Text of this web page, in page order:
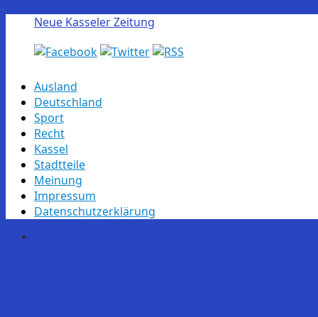
Neue Kasseler Zeitung
Skip
content
Ausland
Deutschland
Sport
Recht
Kassel
Stadtteile
Meinung
Impressum
Datenschutzerklärung